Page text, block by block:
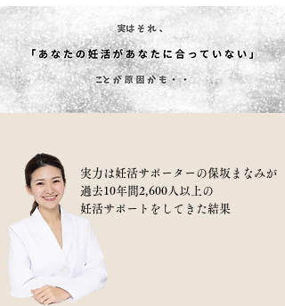
実力は妊活サポーターの保坂まなみが
過去10年間2,600人以上の
​妊活サポートをしてきた結果